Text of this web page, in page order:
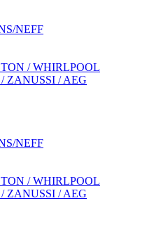
NEFF
/ WHIRLPOOL
ZANUSSI / AEG
NEFF
/ WHIRLPOOL
ZANUSSI / AEG